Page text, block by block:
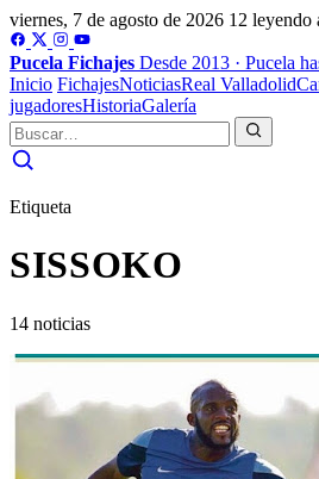
viernes, 7 de agosto de 2026 12 leyendo
Pucela Fichajes Desde 2013 · Pucela
Inicio FichajesNoticiasReal Valladolid
jugadoresHistoriaGalería
Etiqueta
SISSOKO
14 noticias